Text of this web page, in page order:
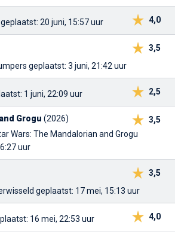
4,0
geplaatst: 20 juni, 15:57 uur
3,5
geplaatst: 3 juni, 21:42 uur
2,5
1 juni, 22:09 uur
3,5
Grogu (2026)
Wars: The Mandalorian and Grogu
uur
3,5
geplaatst: 17 mei, 15:13 uur
4,0
16 mei, 22:53 uur